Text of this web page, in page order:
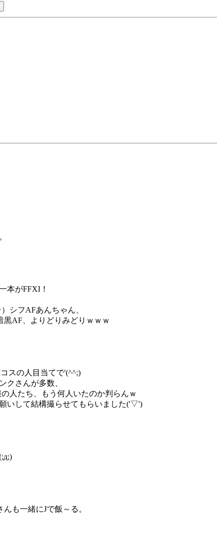
本がFFXI！
シフAFあんちゃん、
AF、よりどりみどりｗｗｗ
スの人目当てで'(^^;)
クさんが多数、
人たち、もう何人いたのか判らんｗ
いして結構撮らせてもらいました('▽')
も一緒にJで飯～る。